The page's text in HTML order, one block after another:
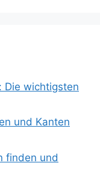
Die wichtigsten
und Kanten
finden und